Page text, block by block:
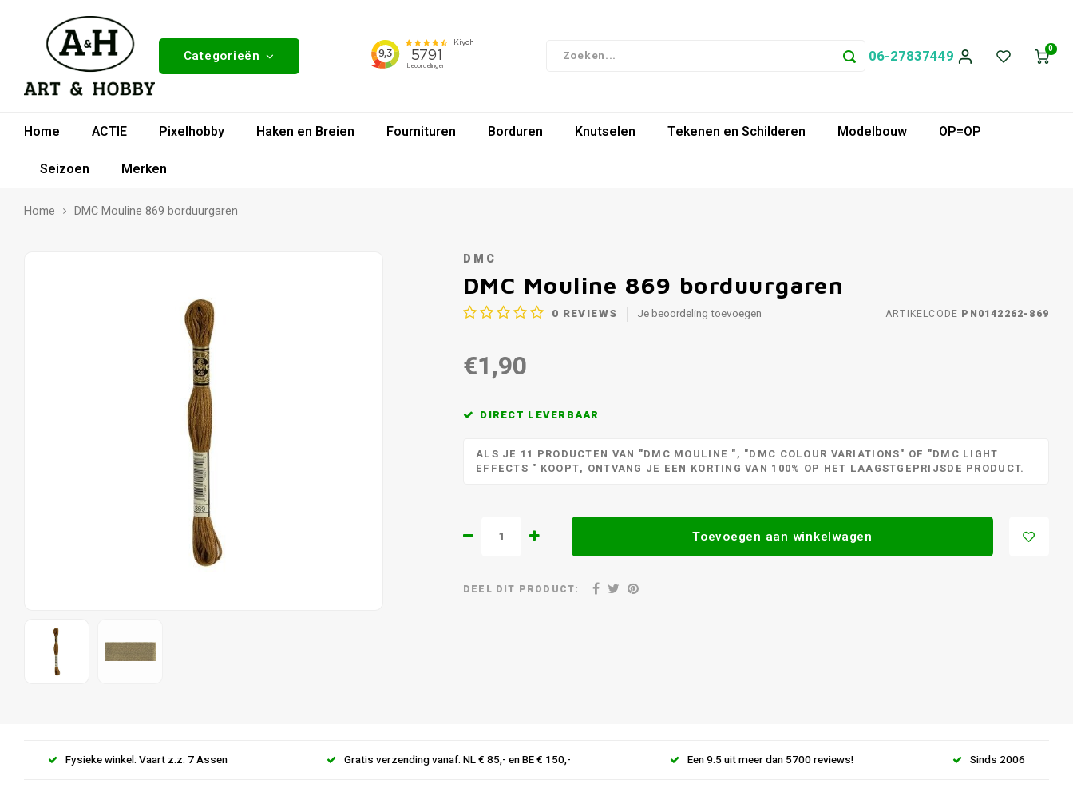
Categorieën 06-27837449 0
Home ACTIE Pixelhobby Haken en Breien Fournituren Borduren Knutselen Tekenen en Schilderen Modelbouw
OP=OP
Seizoen
Merken
Home DMC Mouline 869 borduurgaren
DMC
DMC Mouline 869 borduurgaren
0 REVIEWS Je beoordeling toevoegen ARTIKELCODE PN0142262-869
€1,90
DIRECT LEVERBAAR
ALS JE 11 PRODUCTEN VAN "DMC MOULINE ", "DMC COLOUR VARIATIONS" OF "DMC LIGHT
EFFECTS " KOOPT, ONTVANG JE EEN KORTING VAN 100% OP HET LAAGSTGEPRIJSDE PRODUCT.
Toevoegen aan winkelwagen
DEEL DIT PRODUCT:
Fysieke winkel: Vaart z.z. 7 Assen Gratis verzending vanaf: NL € 85,- en BE € 150,- Een 9.5 uit meer dan 5700 reviews! Sinds 2006